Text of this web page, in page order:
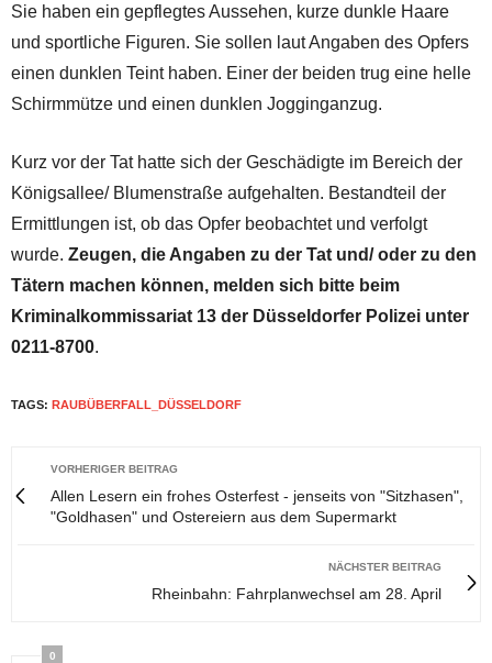
Sie haben ein gepflegtes Aussehen, kurze dunkle Haare
und sportliche Figuren. Sie sollen laut Angaben des Opfers
einen dunklen Teint haben. Einer der beiden trug eine helle
Schirmmütze und einen dunklen Jogginganzug.
Kurz vor der Tat hatte sich der Geschädigte im Bereich der
Königsallee/ Blumenstraße aufgehalten. Bestandteil der
Ermittlungen ist, ob das Opfer beobachtet und verfolgt
wurde. Zeugen, die Angaben zu der Tat und/ oder zu den
Tätern machen können, melden sich bitte beim
Kriminalkommissariat 13 der Düsseldorfer Polizei unter
0211-8700.
TAGS: RAUBÜBERFALL_DÜSSELDORF
VORHERIGER BEITRAG
Allen Lesern ein frohes Osterfest - jenseits von "Sitzhasen",
"Goldhasen" und Ostereiern aus dem Supermarkt
NÄCHSTER BEITRAG
Rheinbahn: Fahrplanwechsel am 28. April
0